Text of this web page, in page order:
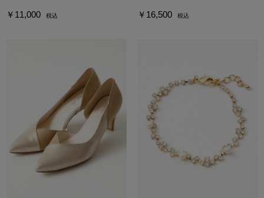
￥11,000 税込 ￥16,500 税込